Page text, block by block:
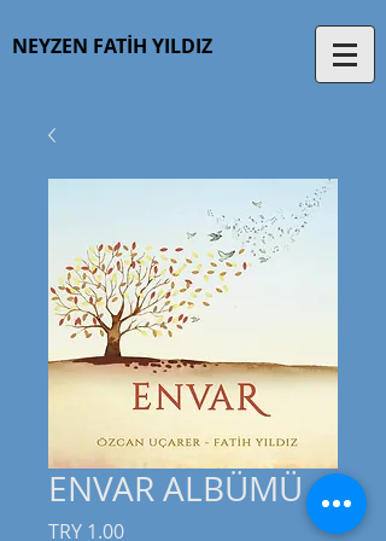
NEYZEN FATİH YILDIZ
ENVAR ALBÜMÜ
TRY 1.00Fiyat